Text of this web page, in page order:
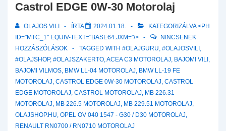
Castrol EDGE 0W-30 Motorolaj
OLAJOS VILI ÍRTA 2024.01.18.
KATEGORIZÁLVA <PH
ID="MTC_1" EQUIV-TEXT="BASE64:JXM="/>
NINCSENEK
HOZZÁSZÓLÁSOK
TAGGED WITH #OLAJGURU, #OLAJOSVILI ,
#OLAJSHOP, #OLAJSZAKERTO,ACEA C3 MOTOROLAJ, BAJOMI VILI ,
BAJOMI VILMOS, BMW LL-04 MOTOROLAJ, BMW LL-19 FE
MOTOROLAJ, CASTROL EDGE 0W-30 MOTOROLAJ, CASTROL
EDGE MOTOROLAJ, CASTROL MOTOROLAJ, MB 226.31
MOTOROLAJ, MB 226.5 MOTOROLAJ, MB 229.51 MOTOROLAJ,
OLAJSHOP.HU, OPEL OV 040 1547 - G30 / D30 MOTOROLAJ,
RENAULT RN0700 / RN0710 MOTOROLAJ